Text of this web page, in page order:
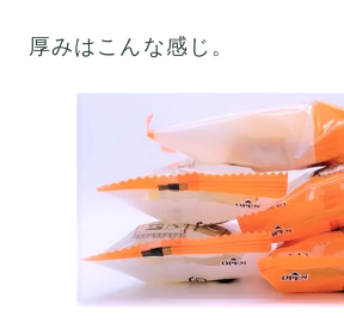
厚みはこんな感じ。